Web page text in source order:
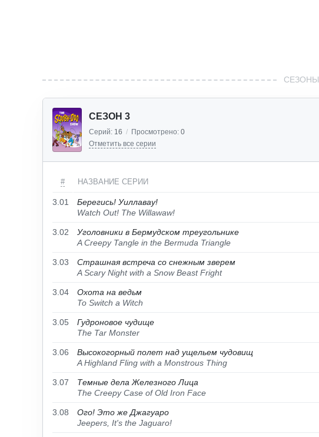
СЕЗОНЫ
СЕЗОН 3
Серий: 16 / Просмотрено: 0
Отметить все серии
# НАЗВАНИЕ СЕРИИ
3.01
Берегись! Уиллавау!
Watch Out! The Willawaw!
3.02
Уголовники в Бермудском треугольнике
A Creepy Tangle in the Bermuda Triangle
3.03
Страшная встреча со снежным зверем
A Scary Night with a Snow Beast Fright
3.04
Охота на ведьм
To Switch a Witch
3.05
Гудроновое чудище
The Tar Monster
3.06
Высокогорный полет над ущельем чудовищ
A Highland Fling with a Monstrous Thing
3.07
Темные дела Железного Лица
The Creepy Case of Old Iron Face
3.08
Ого! Это же Джагуаро
Jeepers, It's the Jaguaro!